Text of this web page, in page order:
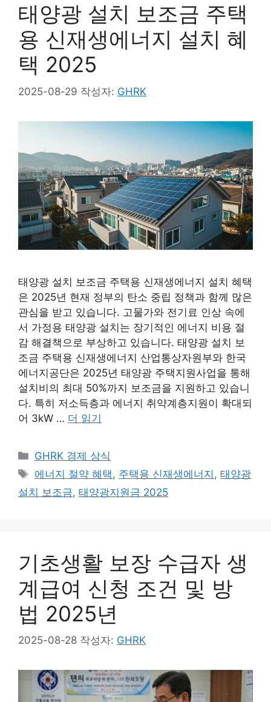
태양광 설치 보조금 주택
용 신재생에너지 설치 혜
택 2025
2025-08-29 작성자: GHRK
태양광 설치 보조금 주택용 신재생에너지 설치 혜택
은 2025년 현재 정부의 탄소 중립 정책과 함께 많은
관심을 받고 있습니다. 고물가와 전기료 인상 속에
서 가정용 태양광 설치는 장기적인 에너지 비용 절
감 해결책으로 부상하고 있습니다. 태양광 설치 보
조금 주택용 신재생에너지 산업통상자원부와 한국
에너지공단은 2025년 태양광 주택지원사업을 통해
설치비의 최대 50%까지 보조금을 지원하고 있습니
다. 특히 저소득층과 에너지 취약계층지원이 확대되
어 3kW … 더 읽기
카
테
고
리
GHRK 경제 상식
태
그
에너지 절약 혜택 , 주택용 신재생에너지 ,태양광
설치 보조금, 태양광지원금 2025
기초생활 보장 수급자 생
계급여 신청 조건 및 방
법 2025년
2025-08-28 작성자: GHRK